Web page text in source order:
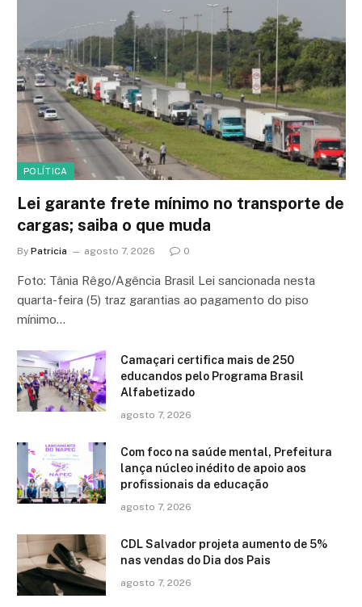
POLÍTICA
Lei garante frete mínimo no transporte de
cargas; saiba o que muda
By Patricia agosto 7, 2026 0
Foto: Tânia Rêgo/Agência Brasil Lei sancionada nesta
quarta-feira (5) traz garantias ao pagamento do piso
mínimo…
Camaçari certifica mais de 250
educandos pelo Programa Brasil
Alfabetizado
agosto 7, 2026
Com foco na saúde mental, Prefeitura
lança núcleo inédito de apoio aos
profissionais da educação
agosto 7, 2026
CDL Salvador projeta aumento de 5%
nas vendas do Dia dos Pais
agosto 7, 2026